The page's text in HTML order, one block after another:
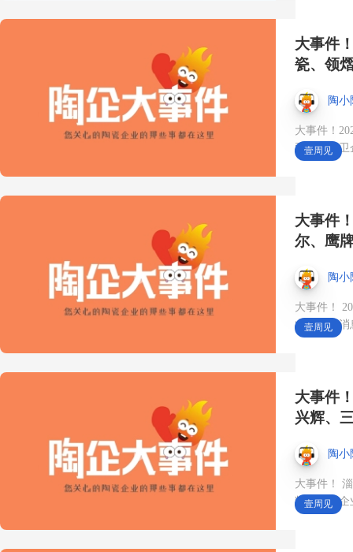
（佛山）陶博会·中国陶瓷
城展馆👉 1F 名品卫浴馆
——国潮＋进口＋整卫＋
单品的先锋卫浴品牌馆❗️ #
第45届佛山陶博会#展会时
间10月18日#卫浴#中国陶
瓷城#进口
【陶小陶早报】2026年8月
5日 星期三 上半年瓷质
砖、陶质砖产量同比下降
超10％
RCEP国家基础设施、老旧
建筑绿色改造、低碳环保
大事件
瓷、领
陶小
大事件！
亚洲等陶卫
壹周见
大事件
尔、鹰
陶小
大事件！
业有最新消
壹周见
大事件
兴辉、
陶小
大事件！
辉等陶卫企
壹周见